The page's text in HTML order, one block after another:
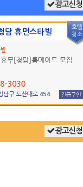
광고신청
담 휴먼스타빌
무[청담]룸메이드 모집
3030
남구 도산대로 454 긴급구인
호텔
청소
광고신청